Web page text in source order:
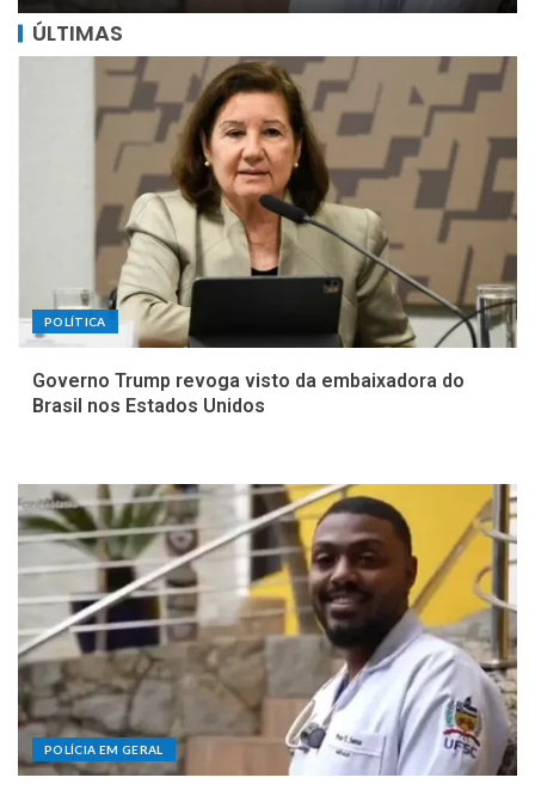
ÚLTIMAS
POLÍTICA
Governo Trump revoga visto da embaixadora do
Brasil nos Estados Unidos
POLÍCIA EM GERAL